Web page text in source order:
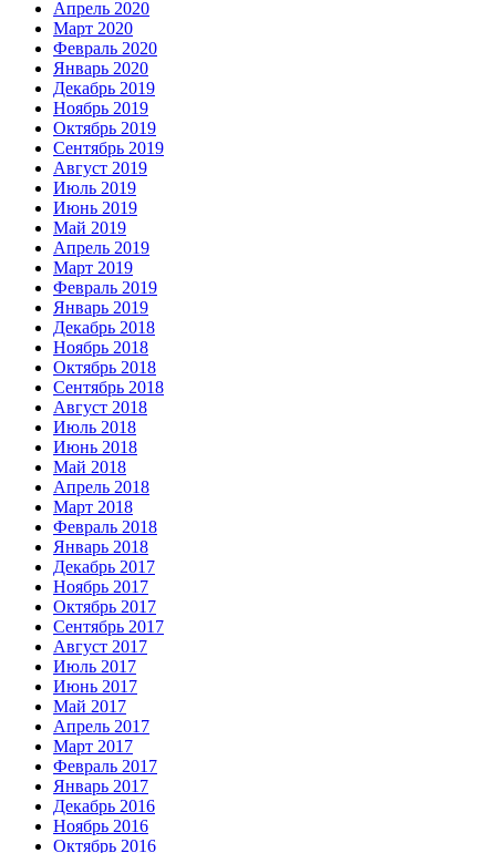
Апрель 2020
Март 2020
Февраль 2020
Январь 2020
Декабрь 2019
Ноябрь 2019
Октябрь 2019
Сентябрь 2019
Август 2019
Июль 2019
Июнь 2019
Май 2019
Апрель 2019
Март 2019
Февраль 2019
Январь 2019
Декабрь 2018
Ноябрь 2018
Октябрь 2018
Сентябрь 2018
Август 2018
Июль 2018
Июнь 2018
Май 2018
Апрель 2018
Март 2018
Февраль 2018
Январь 2018
Декабрь 2017
Ноябрь 2017
Октябрь 2017
Сентябрь 2017
Август 2017
Июль 2017
Июнь 2017
Май 2017
Апрель 2017
Март 2017
Февраль 2017
Январь 2017
Декабрь 2016
Ноябрь 2016
Октябрь 2016